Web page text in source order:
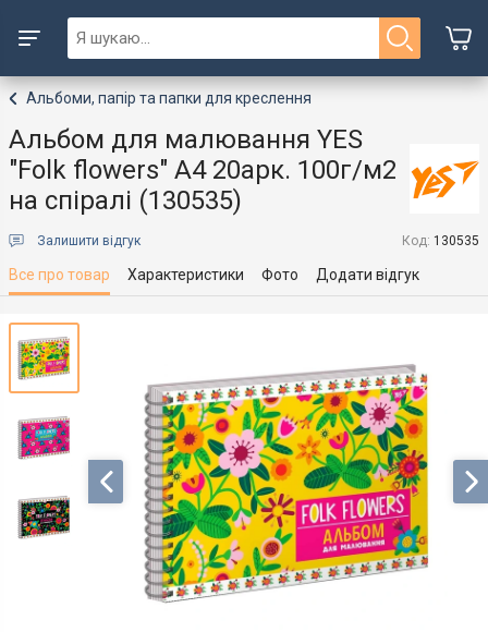
Альбоми, папір та папки для креслення
Альбом для малювання YES
"Folk flowers" А4 20арк. 100г/м2
на спіралі (130535)
Залишити відгук Код: 130535
Все про товар Характеристики Фото Додати відгук